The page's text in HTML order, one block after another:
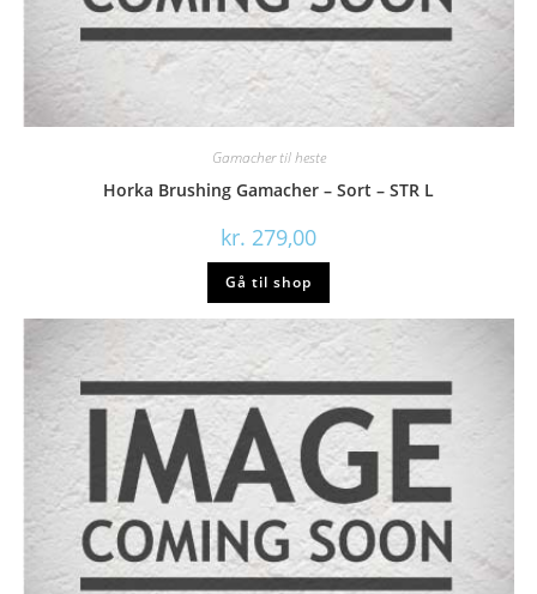
Gamacher til heste
Horka Brushing Gamacher – Sort – STR L
kr. 279,00
Gå til shop